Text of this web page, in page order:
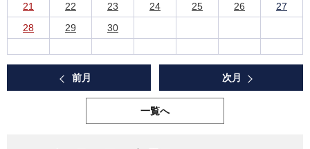
21
22 23 24 25 26
27
28
29 30
前月 次月
一覧へ